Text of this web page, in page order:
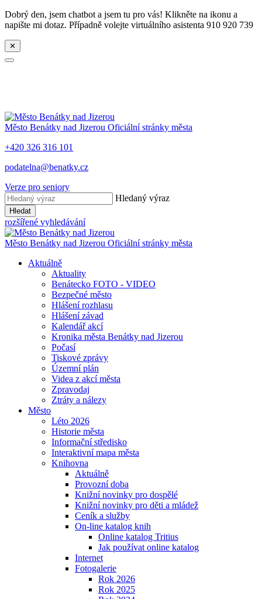
Dobrý den, jsem chatbot a jsem tu pro vás! Klikněte na ikonu a
napište mi dotaz. Případně volejte virtuálního asistenta 910 920 739
✕
Město Benátky nad Jizerou Oficiální stránky města
+420 326 316 101
podatelna@benatky.cz
Verze pro seniory
Hledaný výraz
Hledat
rozšířené vyhledávání
Město Benátky nad Jizerou Oficiální stránky města
Aktuálně
Aktuality
Benátecko FOTO - VIDEO
Bezpečné město
Hlášení rozhlasu
Hlášení závad
Kalendář akcí
Kronika města Benátky nad Jizerou
Počasí
Tiskové zprávy
Územní plán
Videa z akcí města
Zpravodaj
Ztráty a nálezy
Město
Léto 2026
Historie města
Informační středisko
Interaktivní mapa města
Knihovna
Aktuálně
Provozní doba
Knižní novinky pro dospělé
Knižní novinky pro děti a mládež
Ceník a služby
On-line katalog knih
Online katalog Tritius
Jak používat online katalog
Internet
Fotogalerie
Rok 2026
Rok 2025